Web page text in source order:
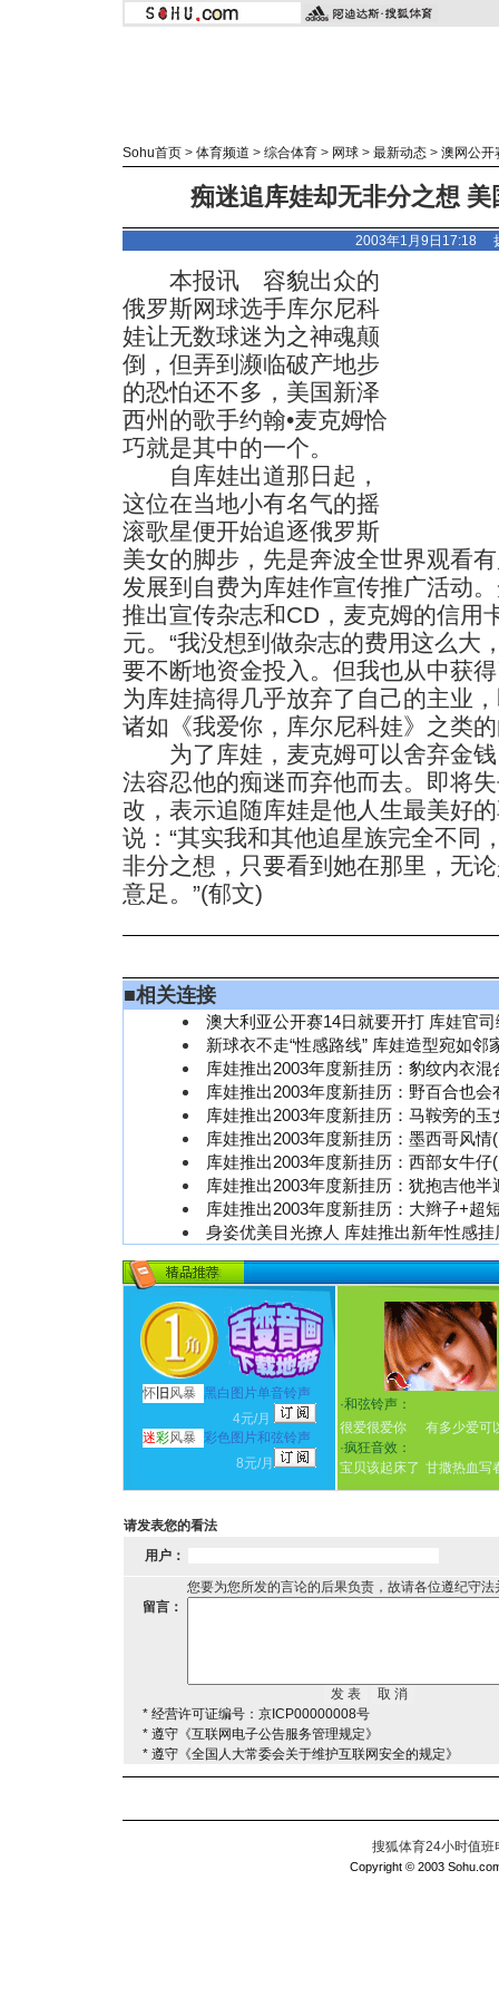
Sohu首页 > 体育频道 > 综合体育 > 网球 > 最新动态 > 澳网公开
痴迷追库娃却无非分之想
2003年1月9日17:18
本报讯 容貌出众的
俄罗斯网球选手库尔尼科
娃让无数球迷为之神魂颠
倒，但弄到濒临破产地步
的恐怕还不多，美国新泽
西州的歌手约翰•麦克姆恰
巧就是其中的一个。
自库娃出道那日起，
这位在当地小有名气的摇
滚歌星便开始追逐俄罗斯
美女的脚步，先是奔波全世界观看
发展到自费为库娃作宣传推广活动
推出宣传杂志和CD，麦克姆的信用
元。“我没想到做杂志的费用这么大
要不断地资金投入。但我也从中获
为库娃搞得几乎放弃了自己的主业
诸如《我爱你，库尔尼科娃》之类
为了库娃，麦克姆可以舍弃金钱
法容忍他的痴迷而弃他而去。即将
改，表示追随库娃是他人生最美好
说：“其实我和其他追星族完全不同
非分之想，只要看到她在那里，无
意足。”(郁文)
■相关连接
澳大利亚公开赛14日就要开打 库娃官
新球衣不走“性感路线” 库娃造型宛如邻
库娃推出2003年度新挂历：豹纹内衣混
库娃推出2003年度新挂历：野百合也会
库娃推出2003年度新挂历：马鞍旁的玉
库娃推出2003年度新挂历：墨西哥风情
库娃推出2003年度新挂历：西部女牛仔
库娃推出2003年度新挂历：犹抱吉他半
库娃推出2003年度新挂历：大辫子+超
身姿优美目光撩人 库娃推出新年性感
怀 旧 风暴
黑白图片单音铃声
4元/月
迷彩风暴 彩色图片和弦铃声
8元/月
·和弦铃声：
很爱很爱你
有多少爱可
·疯狂音效：
宝贝该起床了 甘撒热血写
请发表您的看法
用户：
您要为您所发的言论的后果负责，故请各位遵纪守
留言：
* 经营许可证编号：京ICP00000008号
* 遵守《互联网电子公告服务管理规定》
* 遵守《全国人大常委会关于维护互联网安全的规定》
搜狐体育24小时值
Copyright © 2003